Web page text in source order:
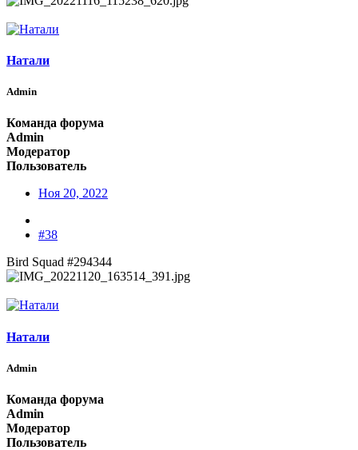
Натали
Admin
Команда форума
Admin
Модератор
Пользователь
Ноя 20, 2022
#38
Bird Squad #294344
Натали
Admin
Команда форума
Admin
Модератор
Пользователь